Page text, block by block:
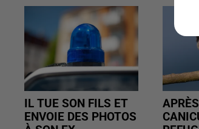
IL TUE SON FILS ET
ENVOIE DES PHOTOS